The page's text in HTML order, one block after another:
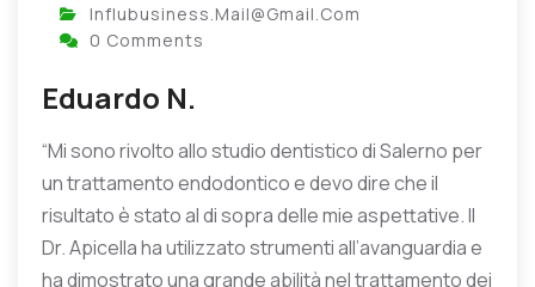
Influbusiness.mail@gmail.com
0 Comments
Eduardo N.
“Mi sono rivolto allo studio dentistico di Salerno per
un trattamento endodontico e devo dire che il
risultato è stato al di sopra delle mie aspettative. Il
Dr. Apicella ha utilizzato strumenti all’avanguardia e
ha dimostrato una grande abilità nel trattamento dei